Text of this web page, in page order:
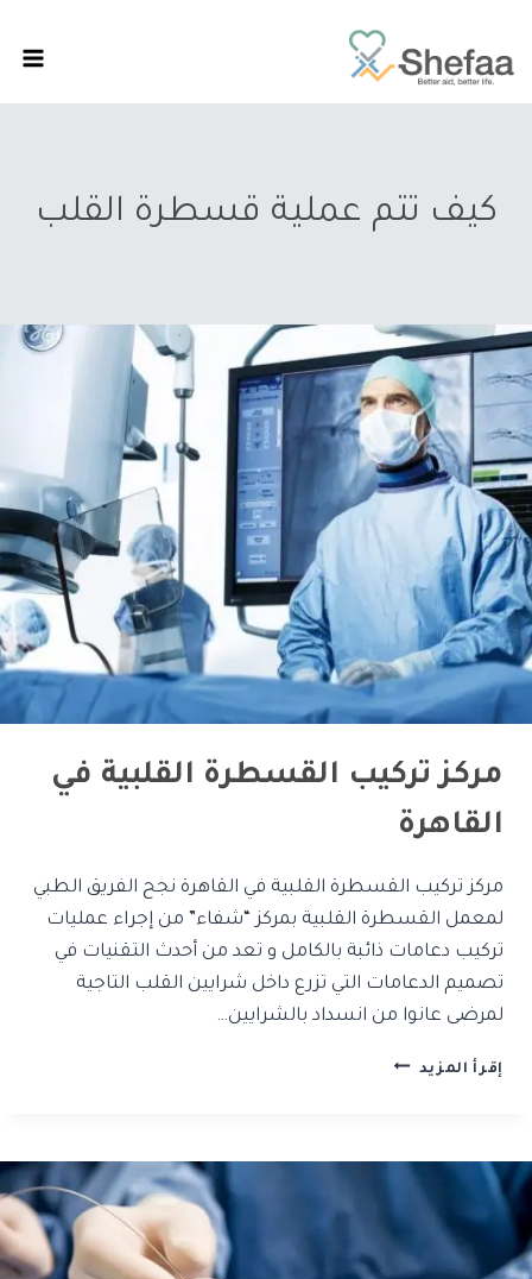
كيف تتم عملية قسطرة القلب
مركز تركيب القسطرة القلبية في
القاهرة
مركز تركيب القسطرة القلبية في القاهرة نجح الفريق الطبي
لمعمل القسطرة القلبية بمركز “شفاء” من إجراء عمليات
تركيب دعامات ذائبة بالكامل و تعد من أحدث التقنيات في
تصميم الدعامات التي تزرع داخل شرايين القلب التاجية
لمرضى عانوا من انسداد بالشرايين…
إقرأ المزيد